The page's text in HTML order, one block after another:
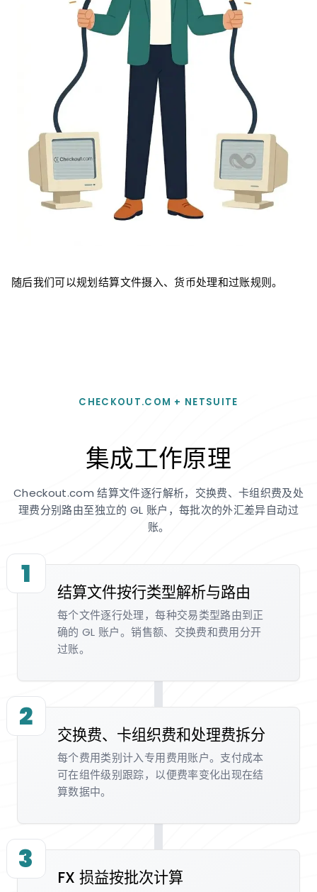
随后我们可以规划结算文件摄入、货币处理和过账规则。
CHECKOUT.COM + NETSUITE
集成工作原理
Checkout.com 结算文件逐行解析，交换费、卡组织费及处
理费分别路由至独立的 GL 账户，每批次的外汇差异自动过
账。
1
结算文件按行类型解析与路由
每个文件逐行处理，每种交易类型路由到正
确的 GL 账户。销售额、交换费和费用分开
过账。
2
交换费、卡组织费和处理费拆分
每个费用类别计入专用费用账户。支付成本
可在组件级别跟踪，以便费率变化出现在结
算数据中。
3
FX 损益按批次计算